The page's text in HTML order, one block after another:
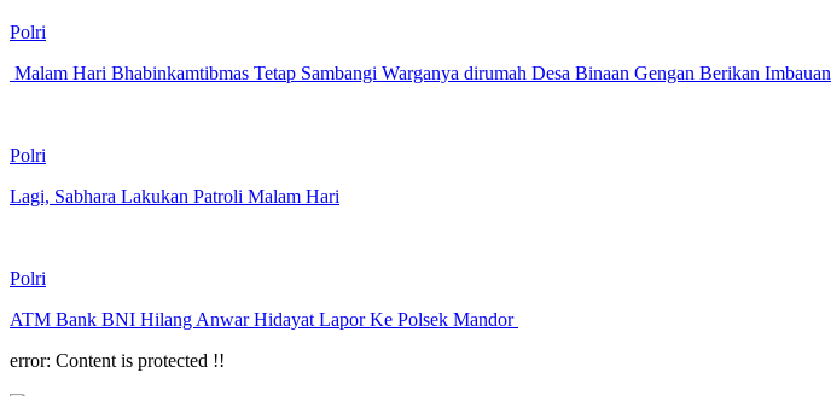
Polri
Malam Hari Bhabinkamtibmas Tetap Sambangi Warganya dirumah Desa Binaan Gengan Berikan Imbauan
Polri
Lagi, Sabhara Lakukan Patroli Malam Hari
Polri
ATM Bank BNI Hilang Anwar Hidayat Lapor Ke Polsek Mandor
error: Content is protected !!